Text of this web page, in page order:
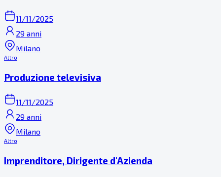
11/11/2025
29 anni
Milano
Altro
Produzione televisiva
11/11/2025
29 anni
Milano
Altro
Imprenditore, Dirigente d'Azienda